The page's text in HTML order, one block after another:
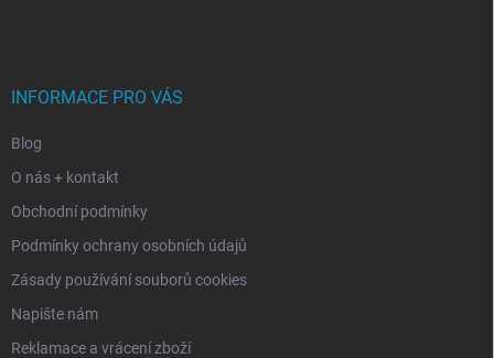
INFORMACE PRO VÁS
Blog
O nás + kontakt
Obchodní podmínky
Podmínky ochrany osobních údajů
Zásady používání souborů cookies
Napište nám
Reklamace a vrácení zboží